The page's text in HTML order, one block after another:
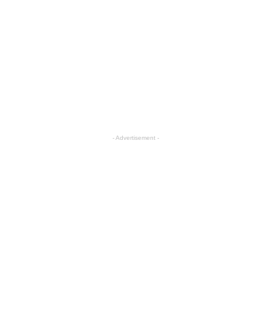
- Advertisement -